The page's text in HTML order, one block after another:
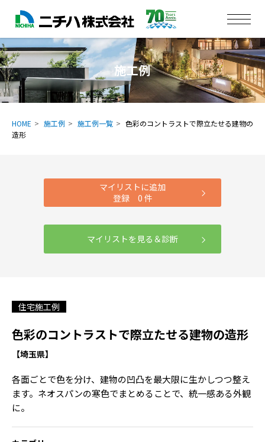
施工例
HOME 施工例 施工例一覧
色彩のコントラストで際立たせる建物の
造形
マイリストに追加
登録 0 件
マイリストを見る＆診断
住宅施工例
色彩のコントラストで際立たせる建物の造形
【埼玉県】
各面ごとで色を分け、建物の凹凸を最大限に生かしつつ整え
ます。ネオスパンの寒色でまとめることで、統一感ある外観
に。